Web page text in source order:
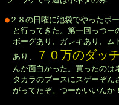
● ２８の日曜に池袋でやったボ
と行ってきた。第一回っつー
ボーグあり、ガレキあり、ム
あり、
７０万のダッ
んか面白かった。買ったのは
タカラのブースにスゲーぞん
がってたぞ。つーかいいんか